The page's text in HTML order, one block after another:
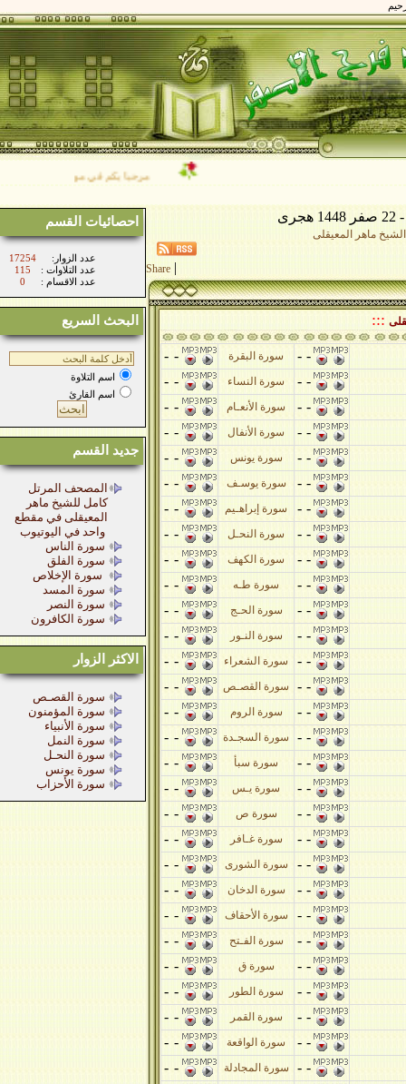
مرحبا بكم في موقع فضيلة الشيخ/ محمد
احصائيات القسم
17254
:عدد الزوار
115
: عدد التلاوات
: عدد الاقسام
البحث السريع
اسم التلاوة
اسم القارئ
جديد القسم
المصحف المرتل
كامل للشيخ ماهر
المعيقلى في مقطع
سورة الناس
سورة الفلق
سورة الإخلاص
سورة المسد
سورة النصر
سورة الكافرون
الاكثر الزوار
سورة القصـص
سورة المؤمنون
سورة الأنبياء
سورة النمل
سورة النحـل
سورة يونس
سورة الأحزاب
ماهر المعيقلى
Share
:::
- - سورة البقرة - -
- - سورة النساء - -
- - سورة الأنعـام - -
- - سورة الأنفال - -
- - سورة يونس - -
- - سورة يوسـف - -
- - سورة إبراهـيم - -
- - سورة النحـل - -
- - سورة الكهف - -
- - سورة طـه - -
- - سورة الحـج - -
- - سورة النـور - -
- - سورة الشعراء - -
- - سورة القصـص - -
- - سورة الروم - -
- - سورة السجـدة - -
- - سورة سبأ - -
- - سورة يـس - -
- - سورة ص - -
- - سورة غـافر - -
- - سورة الشورى - -
- - سورة الدخان - -
- - سورة الأحقاف - -
- - سورة الفـتح - -
- - سورة ق - -
- - سورة الطور - -
- - سورة القمر - -
- - سورة الواقعة - -
- - سورة المجادلة - -